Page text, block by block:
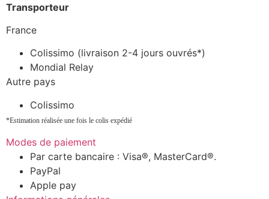
Transporteur
France
Colissimo (livraison 2-4 jours ouvrés*)
Mondial Relay
Autre pays
Colissimo
*Estimation réalisée une fois le colis expédié
Modes de paiement
Par carte bancaire : Visa®, MasterCard®.
PayPal
Apple pay